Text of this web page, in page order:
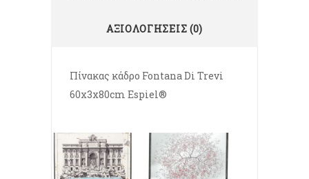
ΑΞΙΟΛΟΓΉΣΕΙΣ (0)
Πίνακας κάδρο Fontana Di Trevi
60x3x80cm Espiel®